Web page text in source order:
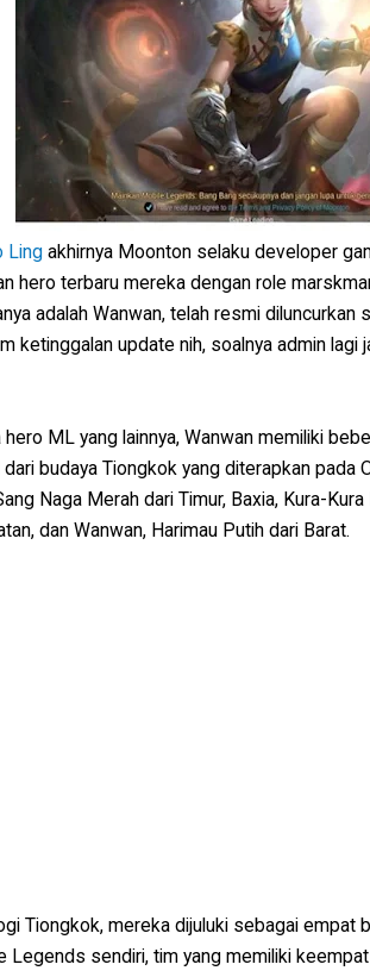
Ling akhirnya Moonton selaku developer
hero terbaru mereka dengan role
adalah Wanwan, telah resmi
ketinggalan update nih, soalnya admin lagi
hero ML yang lainnya, Wanwan memiliki
budaya Tiongkok yang diterapkan pada
Naga Merah dari Timur, Baxia, Kura-
dan Wanwan, Harimau Putih dari Barat.
Tiongkok, mereka dijuluki sebagai empat
Legends sendiri, tim yang memiliki